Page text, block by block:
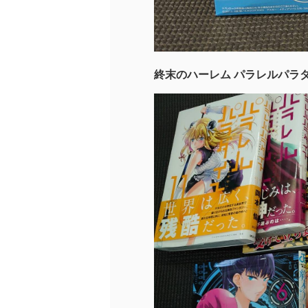
終末のハーレム パラレルパラ